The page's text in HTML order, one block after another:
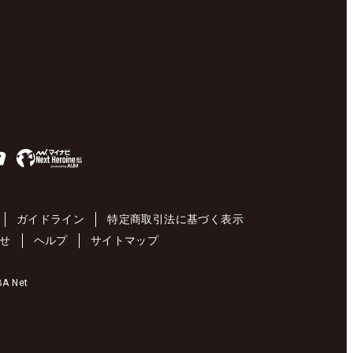
ガイドライン
特定商取引法に基づく表示
ヘルプ サイトマップ
Net